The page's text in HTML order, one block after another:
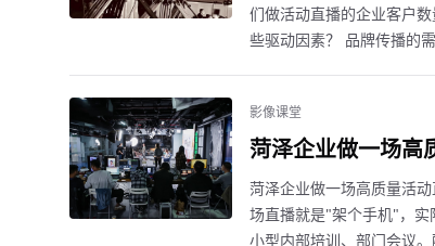
们做活动直播的企业客户
些驱动因素？ 品牌传播的
影像课堂
菏泽企业做一场高
菏泽企业做一场高质量活
场直播就是"架个手机"，
小型内部培训、部门会议